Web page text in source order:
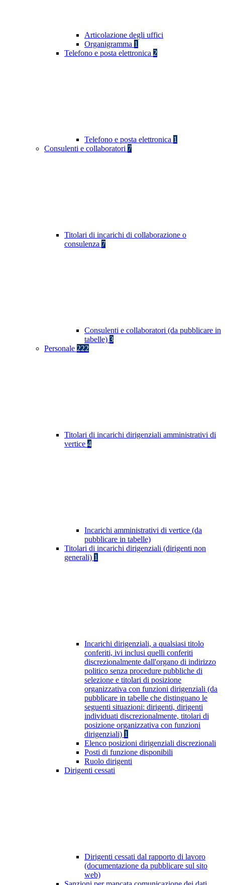
Articolazione degli uffici
Organigramma 1
Telefono e posta elettronica 2
Telefono e posta elettronica 1
Consulenti e collaboratori 7
Titolari di incarichi di collaborazione o
consulenza 7
Consulenti e collaboratori (da pubblicare in
tabelle) 3
Personale 222
Titolari di incarichi dirigenziali amministrativi di
vertice 4
Incarichi amministrativi di vertice (da
pubblicare in tabelle)
Titolari di incarichi dirigenziali (dirigenti non
generali) 1
Incarichi dirigenziali, a qualsiasi titolo
conferiti, ivi inclusi quelli conferiti
discrezionalmente dall'organo di indirizzo
politico senza procedure pubbliche di
selezione e titolari di posizione
organizzativa con funzioni dirigenziali (da
pubblicare in tabelle che distinguano le
seguenti situazioni: dirigenti, dirigenti
individuati discrezionalmente, titolari di
posizione organizzativa con funzioni
dirigenziali) 1
Elenco posizioni dirigenziali discrezionali
Posti di funzione disponibili
Ruolo dirigenti
Dirigenti cessati
Dirigenti cessati dal rapporto di lavoro
(documentazione da pubblicare sul sito
web)